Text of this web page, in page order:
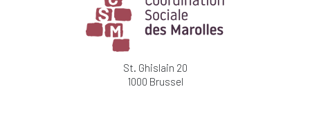
St. Ghislain 20
1000 Brussel